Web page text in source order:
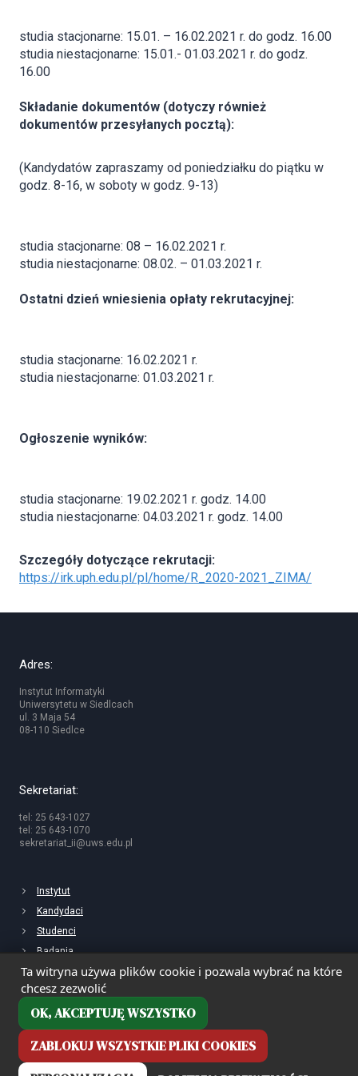
Ta witryna używa plików cookie i pozwala wybrać na które
chcesz zezwolić
OK, AKCEPTUJĘ WSZYSTKO
ZABLOKUJ WSZYSTKIE PLIKI COOKIES
studia stacjonarne: 15.01. – 16.02.2021 r. do godz. 16.00
studia niestacjonarne: 15.01.- 01.03.2021 r. do godz.
16.00
Składanie dokumentów (dotyczy również
dokumentów przesyłanych pocztą):
(Kandydatów zapraszamy od poniedziałku do piątku w
godz. 8-16, w soboty w godz. 9-13)
studia stacjonarne: 08 – 16.02.2021 r.
studia niestacjonarne: 08.02. – 01.03.2021 r.
Ostatni dzień wniesienia opłaty rekrutacyjnej:
studia stacjonarne: 16.02.2021 r.
studia niestacjonarne: 01.03.2021 r.
Ogłoszenie wyników:
studia stacjonarne: 19.02.2021 r. godz. 14.00
studia niestacjonarne: 04.03.2021 r. godz. 14.00
Szczegóły dotyczące rekrutacji:
https://irk.uph.edu.pl/pl/home/R_2020-2021_ZIMA/
Adres:
Instytut Informatyki
Uniwersytetu w Siedlcach
ul. 3 Maja 54
08-110 Siedlce
Sekretariat:
tel: 25 643-1027
tel: 25 643-1070
sekretariat_ii@uws.edu.pl
Instytut
Kandydaci
Studenci
Badania